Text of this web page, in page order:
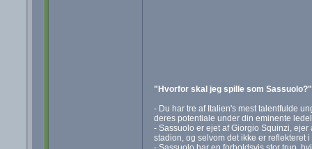
"Hvorfor skal jeg spille som Sassuolo?"
- Du har tre af Italien's mest talentfulde
deres potentiale under din eminente
- Sassuolo er ejet af Giorgio Squinzi,
stadion, og selvom det ikke er reflekteret